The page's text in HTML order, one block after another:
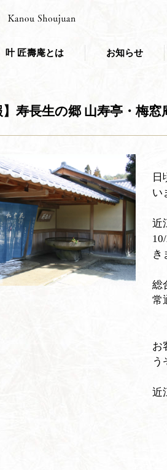
叶 匠壽庵とは
用情報
叶 匠壽庵のSDGs
和菓子であなたのキレイを応援します
ニホンミツバチ養蜂
100年の里山づくり
お知らせ
プレスリリース
】寿長生の郷 山寿亭・梅
い
近
き
総
常
お
う
近